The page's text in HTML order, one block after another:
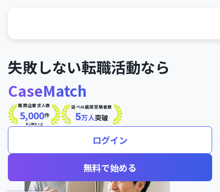
失敗しない転職活動なら
CaseMatch
難関企業求人数
5,000件
非公開求人含
延べAI面接受験者数
5万人突破
ログイン
無料で始める